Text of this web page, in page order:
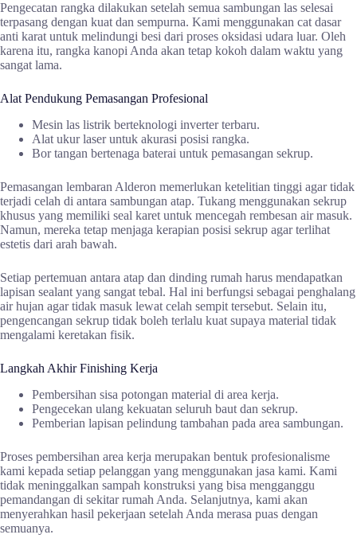
Pengecatan rangka dilakukan setelah semua sambungan las selesai
terpasang dengan kuat dan sempurna. Kami menggunakan cat dasar
anti karat untuk melindungi besi dari proses oksidasi udara luar. Oleh
karena itu, rangka kanopi Anda akan tetap kokoh dalam waktu yang
sangat lama.
Alat Pendukung Pemasangan Profesional
Mesin las listrik berteknologi inverter terbaru.
Alat ukur laser untuk akurasi posisi rangka.
Bor tangan bertenaga baterai untuk pemasangan sekrup.
Pemasangan lembaran Alderon memerlukan ketelitian tinggi agar tidak
terjadi celah di antara sambungan atap. Tukang menggunakan sekrup
khusus yang memiliki seal karet untuk mencegah rembesan air masuk.
Namun, mereka tetap menjaga kerapian posisi sekrup agar terlihat
estetis dari arah bawah.
Setiap pertemuan antara atap dan dinding rumah harus mendapatkan
lapisan sealant yang sangat tebal. Hal ini berfungsi sebagai penghalang
air hujan agar tidak masuk lewat celah sempit tersebut. Selain itu,
pengencangan sekrup tidak boleh terlalu kuat supaya material tidak
mengalami keretakan fisik.
Langkah Akhir Finishing Kerja
Pembersihan sisa potongan material di area kerja.
Pengecekan ulang kekuatan seluruh baut dan sekrup.
Pemberian lapisan pelindung tambahan pada area sambungan.
Proses pembersihan area kerja merupakan bentuk profesionalisme
kami kepada setiap pelanggan yang menggunakan jasa kami. Kami
tidak meninggalkan sampah konstruksi yang bisa mengganggu
pemandangan di sekitar rumah Anda. Selanjutnya, kami akan
menyerahkan hasil pekerjaan setelah Anda merasa puas dengan
semuanya.